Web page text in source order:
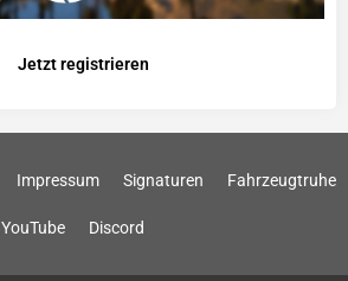
Jetzt registrieren
Impressum Signaturen Fahrzeugtruhe
YouTube Discord